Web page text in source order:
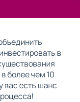
в
более чем 10
вас есть шанс